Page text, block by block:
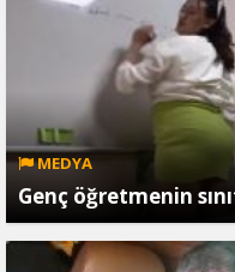
MEDYA
Genç öğretmenin